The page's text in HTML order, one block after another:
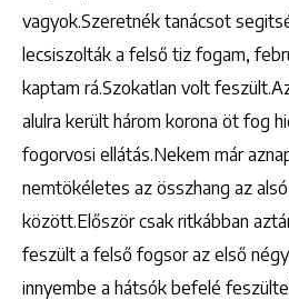
vagyok.Szeretnék tanácsot
lecsiszolták a felső tiz fogam,
kaptam rá.Szokatlan volt
alulra került három korona öt fog
fogorvosi ellátás.Nekem már
nemtökéletes az összhang az
között.Először csak ritkábban
feszült a felső fogsor az első
innyembe a hátsók befelé